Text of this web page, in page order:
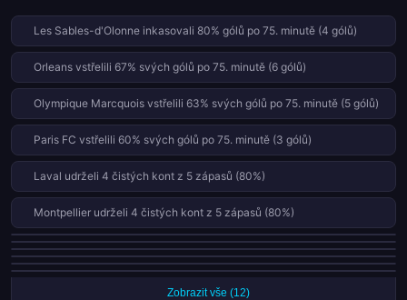
Les Sables-d'Olonne inkasovali 80% gólů po 75. minutě (4 gólů)
Orleans vstřelili 67% svých gólů po 75. minutě (6 gólů)
Olympique Marcquois vstřelili 63% svých gólů po 75. minutě (5 gólů)
Paris FC vstřelili 60% svých gólů po 75. minutě (3 gólů)
Laval udrželi 4 čistých kont z 5 zápasů (80%)
Montpellier udrželi 4 čistých kont z 5 zápasů (80%)
Lens vstřelili gól v první půli v 5 z posledních 5 zápasů (100%)
Gosier vstřelili 60% svých gólů po 75. minutě (3 gólů)
Stade Béthunois inkasovali 60% gólů po 75. minutě (3 gólů)
Sochaux inkasovali 57% gólů po 75. minutě (4 gólů)
Lyon vstřelili 56% svých gólů po 75. minutě (5 gólů)
Zobrazit vše (12)